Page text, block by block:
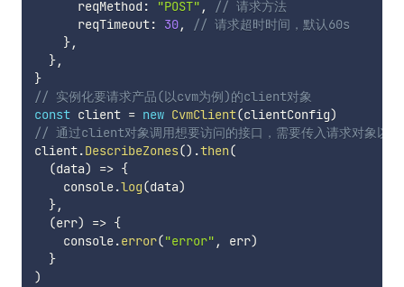
      reqMethod
: "POST" ,
// 请求方法
      reqTimeout
: 30,
// 请求超时时间，默认60s
},
},
}
// 实例化要请求产品(以cvm为例)的client对象
const client = new CvmClient(clientConfig)
// 通过client对象调用想要访问的接口，需要传入请求对象以及
client.DescribeZones() .then(
(data) => {
    console
.log(data)
},
(err) => {
    console
.error("error" , err)
}
)